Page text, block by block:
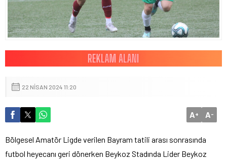
22 NISAN 2024 11:20
A+ A-
Bölgesel Amatör Ligde verilen Bayram tatili arası sonrasında
futbol heyecanı geri dönerken Beykoz Stadında Lider Beykoz